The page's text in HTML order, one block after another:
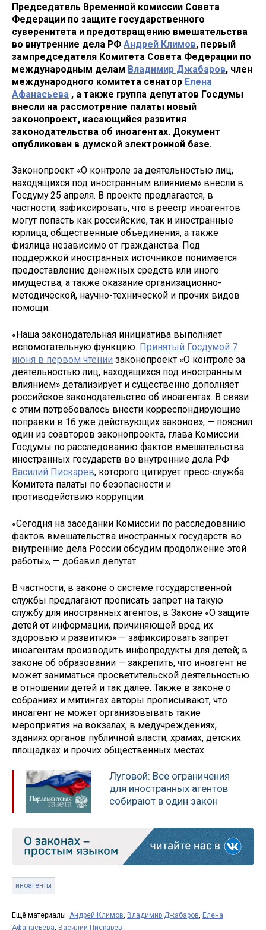
Председатель Временной комиссии Совета
Федерации по защите государственного
суверенитета и предотвращению вмешательства
во внутренние дела РФ Андрей Климов, первый
зампредседателя Комитета Совета Федерации по
международным делам Владимир Джабаров, член
международного комитета сенатор Елена
Афанасьева , а также группа депутатов Госдумы
внесли на рассмотрение палаты новый
законопроект, касающийся развития
законодательства об иноагентах. Документ
опубликован в думской электронной базе.
Законопроект «О контроле за деятельностью лиц,
находящихся под иностранным влиянием» внесли в
Госдуму 25 апреля. В проекте предлагается, в
частности, зафиксировать, что в реестр иноагентов
могут попасть как российские, так и иностранные
юрлица, общественные объединения, а также
физлица независимо от гражданства. Под
поддержкой иностранных источников понимается
предоставление денежных средств или иного
имущества, а также оказание организационно-
методической, научно-технической и прочих видов
помощи.
«Наша законодательная инициатива выполняет
вспомогательную функцию. Принятый Госдумой 7
июня в первом чтении законопроект «О контроле за
деятельностью лиц, находящихся под иностранным
влиянием» детализирует и существенно дополняет
российское законодательство об иноагентах. В связи
с этим потребовалось внести корреспондирующие
поправки в 16 уже действующих законов», — пояснил
один из соавторов законопроекта, глава Комиссии
Госдумы по расследованию фактов вмешательства
иностранных государств во внутренние дела РФ
Василий Пискарев, которого цитирует пресс-служба
Комитета палаты по безопасности и
противодействию коррупции.
«Сегодня на заседании Комиссии по расследованию
фактов вмешательства иностранных государств во
внутренние дела России обсудим продолжение этой
работы», — добавил депутат.
В частности, в законе о системе государственной
службы предлагают прописать запрет на такую
службу для иностранных агентов; в Законе «О защите
детей от информации, причиняющей вред их
здоровью и развитию» — зафиксировать запрет
иноагентам производить инфопродукты для детей; в
законе об образовании — закрепить, что иноагент не
может заниматься просветительской деятельностью
в отношении детей и так далее. Также в законе о
собраниях и митингах авторы прописывают, что
иноагент не может организовывать такие
мероприятия на вокзалах, в медучреждениях,
зданиях органов публичной власти, храмах, детских
площадках и прочих общественных местах.
Луговой: Все ограничения
для иностранных агентов
собирают в один закон
иноагенты
Ещё материалы: Андрей Климов Владимир Джабаров Елена
Афанасьева Василий Пискарев